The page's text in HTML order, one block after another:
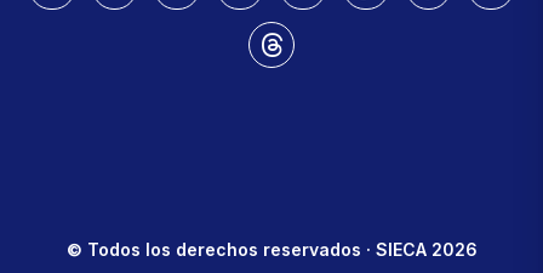
© Todos los derechos reservados · SIECA 2026